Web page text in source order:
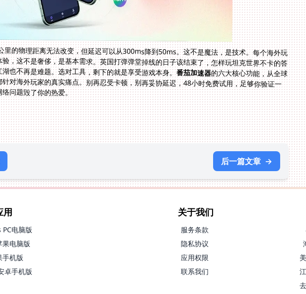
里的物理距离无法改变，但延迟可以从300ms降到50ms。这不是魔法，是技术。每个海外玩
，这不是奢侈，是基本需求。英国打弹弹堂掉线的日子该结束了，怎样玩坦克世界不卡的答
也不再是难题。选对工具，剩下的就是享受游戏本身。番茄加速器的六大核心功能，从全球
节点到售后保障，每一项都针对海外玩家的真实痛点。别再忍受卡顿，别再妥协延迟，48小时免费试用，足够你验证一
问题毁了你的热爱。
后一篇文章 →
用
电脑版
果电脑版
手机版
卓手机版
关于我们
服务条款
隐私协议
应用权限
联系我们